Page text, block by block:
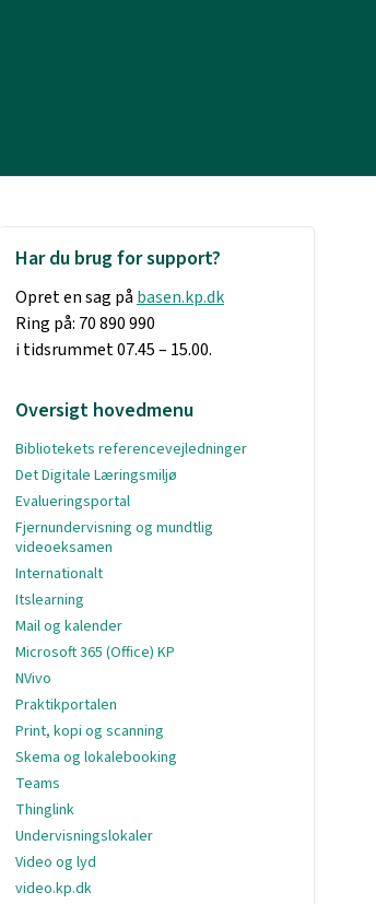
Har du brug for support?
Opret en sag på basen.kp.dk
Ring på: 70 890 990
i tidsrummet 07.45 – 15.00.
Oversigt hovedmenu
Bibliotekets referencevejledninger
Det Digitale Læringsmiljø
Evalueringsportal
Fjernundervisning og mundtlig
videoeksamen
Internationalt
Itslearning
Mail og kalender
Microsoft 365 (Office) KP
NVivo
Praktikportalen
Print, kopi og scanning
Skema og lokalebooking
Teams
Thinglink
Undervisningslokaler
Video og lyd
video.kp.dk